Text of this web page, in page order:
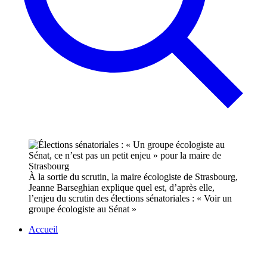
À la sortie du scrutin, la maire écologiste de Strasbourg,
Jeanne Barseghian explique quel est, d’après elle,
l’enjeu du scrutin des élections sénatoriales : « Voir un
groupe écologiste au Sénat »
Accueil